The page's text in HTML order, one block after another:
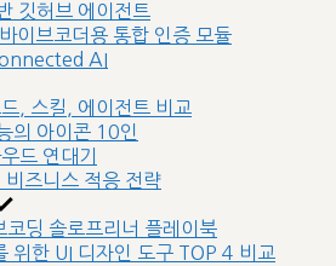
깃허브 에이전트
이브코더용 통합 인증 모듈
AI
, 스킬, 에이전트 비교
의 아이콘 10인
드 연대기
비즈니스 적응 전략
딩 솔로프리너 플레이북
위한 UI 디자인 도구 TOP 4 비교